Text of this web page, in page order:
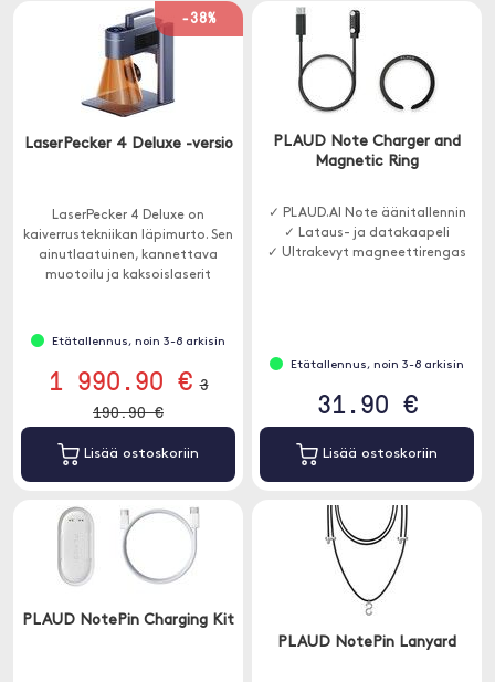
-38%
LaserPecker 4 Deluxe -versio
LaserPecker 4 Deluxe on
kaiverrustekniikan läpimurto. Sen
ainutlaatuinen, kannettava
muotoilu ja kaksoislaserit
Etätallennus, noin 3-8 arkisin
1 990.90 € 3
190.90 €
Lisää ostoskoriin
PLAUD Note Charger and
Magnetic Ring
✓ PLAUD.AI Note äänitallennin
✓ Lataus- ja datakaapeli
✓ Ultrakevyt magneettirengas
Etätallennus, noin 3-8 arkisin
31.90 €
Lisää ostoskoriin
PLAUD NotePin Charging Kit
PLAUD NotePin Lanyard